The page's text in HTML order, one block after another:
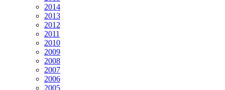
2014
2013
2012
2011
2010
2009
2008
2007
2006
2005